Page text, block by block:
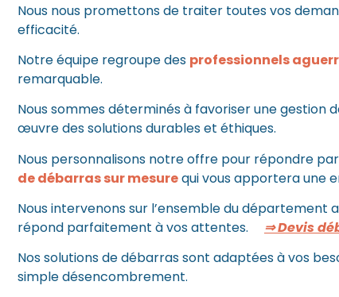
Nous nous promettons de traiter toutes vos
efficacité.
Notre équipe regroupe des professionnels
remarquable.
Nous sommes déterminés à favoriser une
œuvre des solutions durables et éthiques.
Nous personnalisons notre offre pour répondre
de débarras sur mesurequi vous apportera une
Nous intervenons sur l’ensemble du département
répond parfaitement à vos attentes. ⇒ Devis
Nos solutions de débarras sont adaptées à vos
simple désencombrement.